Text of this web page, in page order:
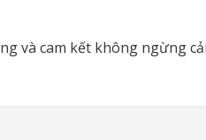
và cam kết không ngừng